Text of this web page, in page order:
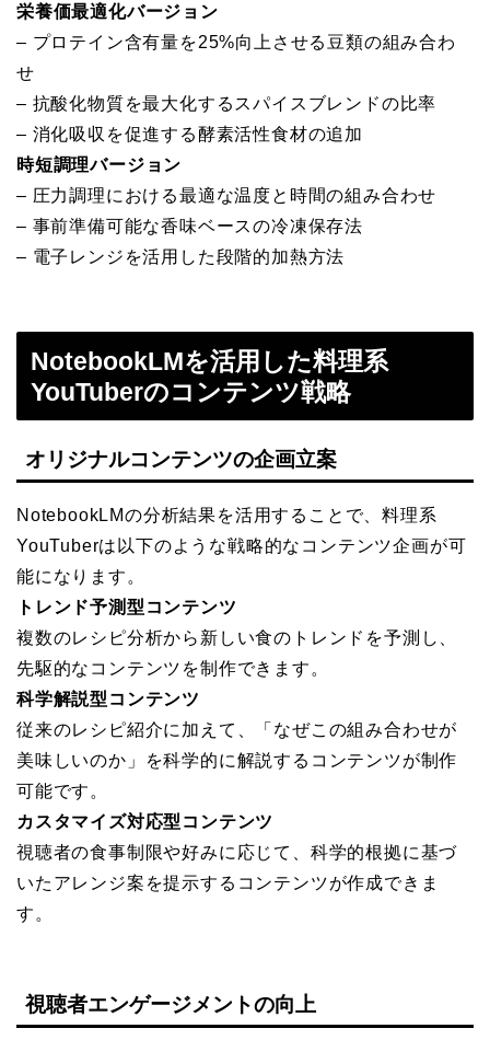
栄養価最適化バージョン
– プロテイン含有量を25%向上させる豆類の組み合わ
せ
– 抗酸化物質を最大化するスパイスブレンドの比率
– 消化吸収を促進する酵素活性食材の追加
時短調理バージョン
– 圧力調理における最適な温度と時間の組み合わせ
– 事前準備可能な香味ベースの冷凍保存法
– 電子レンジを活用した段階的加熱方法
NotebookLMを活用した料理系
YouTuberのコンテンツ戦略
オリジナルコンテンツの企画立案
NotebookLMの分析結果を活用することで、料理系
YouTuberは以下のような戦略的なコンテンツ企画が可
能になります。
トレンド予測型コンテンツ
複数のレシピ分析から新しい食のトレンドを予測し、
先駆的なコンテンツを制作できます。
科学解説型コンテンツ
従来のレシピ紹介に加えて、「なぜこの組み合わせが
美味しいのか」を科学的に解説するコンテンツが制作
可能です。
カスタマイズ対応型コンテンツ
視聴者の食事制限や好みに応じて、科学的根拠に基づ
いたアレンジ案を提示するコンテンツが作成できま
す。
視聴者エンゲージメントの向上